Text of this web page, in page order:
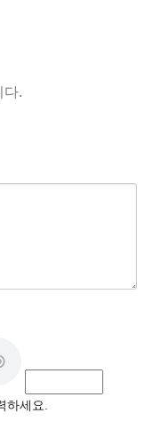
다.
하세요.